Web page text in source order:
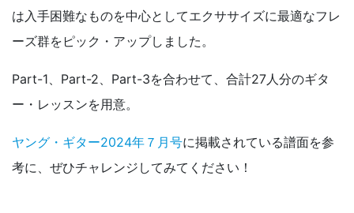
は入手困難なものを中心としてエクササイズに最適なフレ
ーズ群をピック・アップしました。
Part-1、Part-2、Part-3を合わせて、合計27人分のギタ
ー・レッスンを用意。
ヤング・ギター2024年７月号に掲載されている譜面を参
考に、ぜひチャレンジしてみてください！